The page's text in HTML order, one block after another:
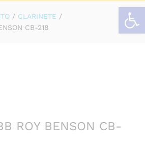
/ CLARINETE /
CB-218
ROY BENSON CB-
Abrir barra de herramientas